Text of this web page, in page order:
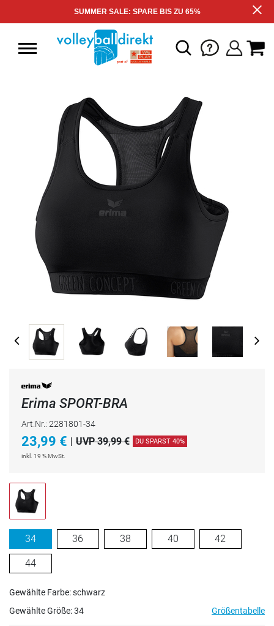
SUMMER SALE: SPARE BIS ZU 65%
Erima SPORT-BRA
Art.Nr.: 2281801-34
23,99 € | UVP 39,99 € DU SPARST 40%
inkl. 19 % MwSt.
34 36 38 40 42
44
Gewählte Farbe: schwarz
Gewählte Größe:34 Größentabelle